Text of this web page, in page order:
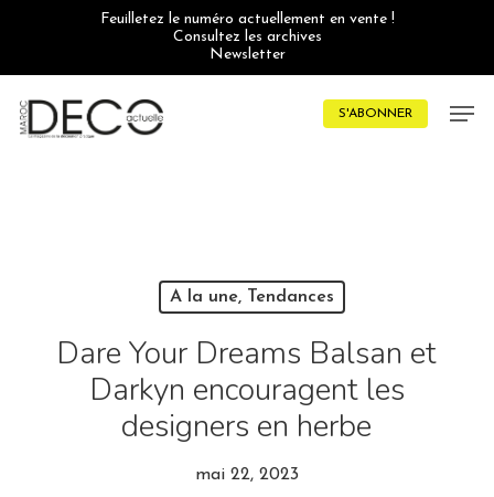
Feuilletez le numéro actuellement en vente !
Consultez les archives
Newsletter
S'ABONNER
A la une, Tendances
Dare Your Dreams Balsan et
Darkyn encouragent les
designers en herbe
mai 22, 2023